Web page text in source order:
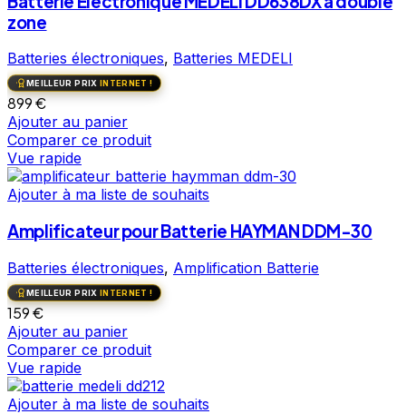
zone
Batteries électroniques, Batteries MEDELI
MEILLEUR PRIX INTERNET !
899€
Ajouter au panier
Comparer ce produit
Vue rapide
Ajouter à ma liste de souhaits
Amplificateur pour Batterie HAYMAN DDM-30
Batteries électroniques, Amplification Batterie
MEILLEUR PRIX INTERNET !
159€
Ajouter au panier
Comparer ce produit
Vue rapide
Ajouter à ma liste de souhaits